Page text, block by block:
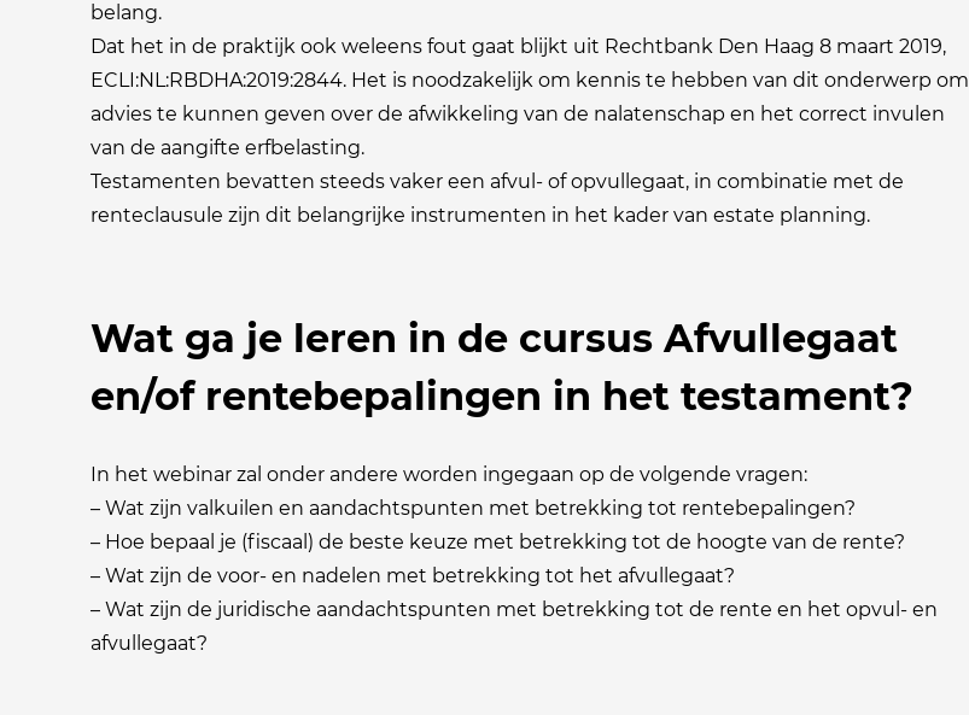
belang.
Dat het in de praktijk ook weleens fout gaat blijkt uit Rechtbank Den Haag 8 maart 2019,
ECLI:NL:RBDHA:2019:2844. Het is noodzakelijk om kennis te hebben van dit onderwerp om
advies te kunnen geven over de afwikkeling van de nalatenschap en het correct invulen
van de aangifte erfbelasting.
Testamenten bevatten steeds vaker een afvul- of opvullegaat, in combinatie met de
renteclausule zijn dit belangrijke instrumenten in het kader van estate planning.
Wat ga je leren in de cursus Afvullegaat
en/of rentebepalingen in het testament?
In het webinar zal onder andere worden ingegaan op de volgende vragen:
– Wat zijn valkuilen en aandachtspunten met betrekking tot rentebepalingen?
– Hoe bepaal je (fiscaal) de beste keuze met betrekking tot de hoogte van de rente?
– Wat zijn de voor- en nadelen met betrekking tot het afvullegaat?
– Wat zijn de juridische aandachtspunten met betrekking tot de rente en het opvul- en
afvullegaat?